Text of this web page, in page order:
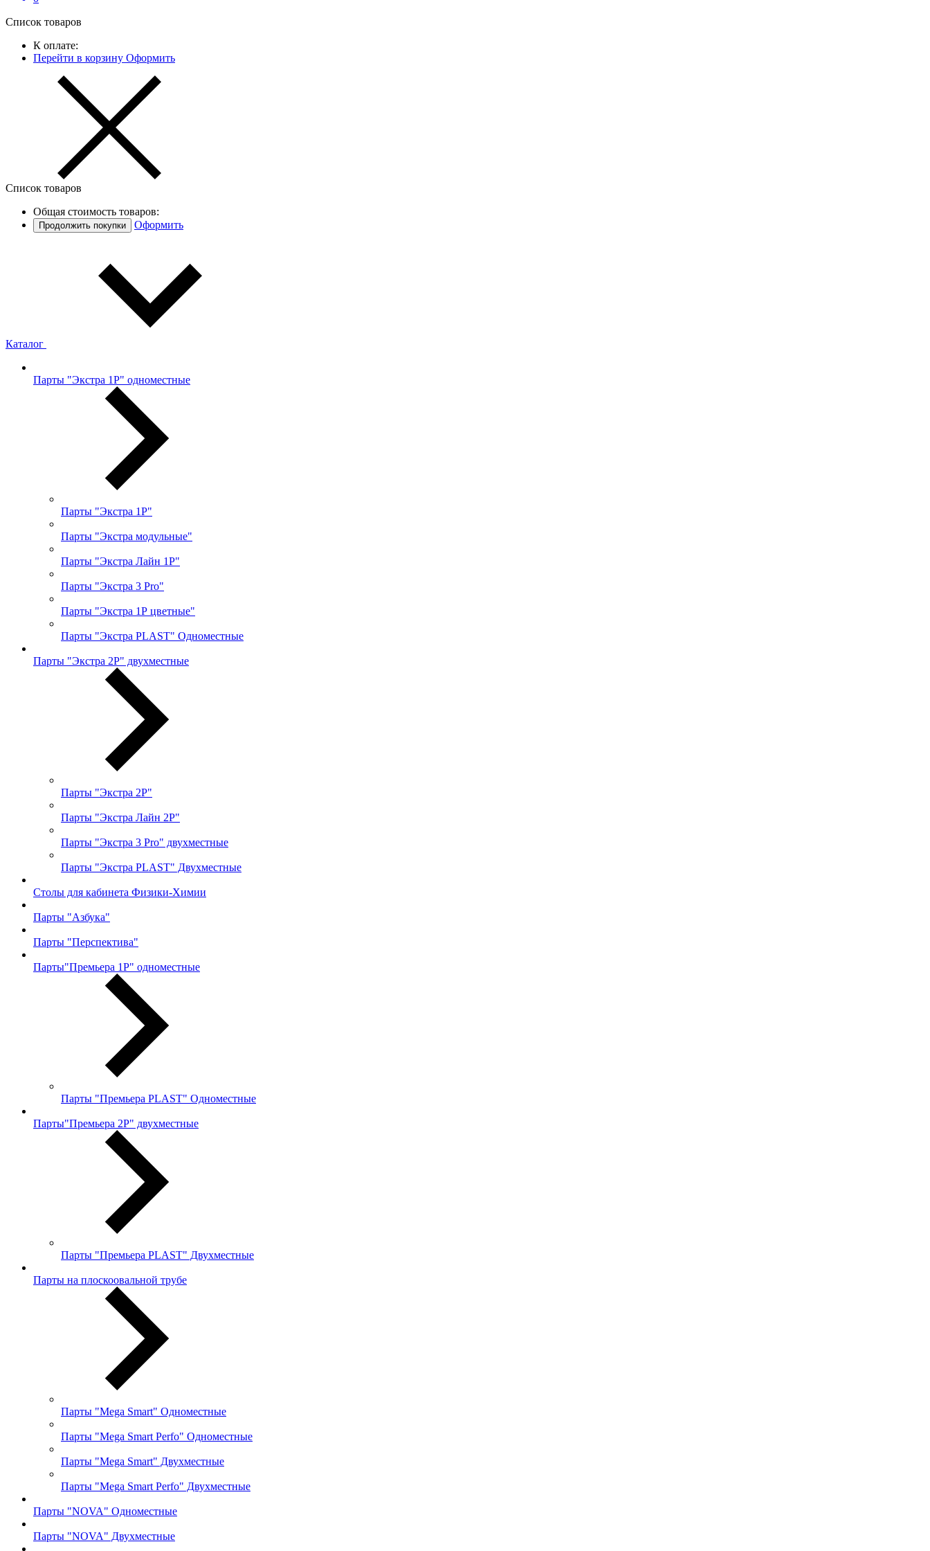
Список товаров
К оплате:
Перейти в корзину Оформить
Список товаров
Общая стоимость товаров:
Продолжить покупки Оформить
Каталог
Парты "Экстра 1Р" одноместные
Парты "Экстра 1Р"
Парты "Экстра модульные"
Парты "Экстра Лайн 1Р"
Парты "Экстра 3 Pro"
Парты "Экстра 1Р цветные"
Парты "Экстра PLAST" Одноместные
Парты "Экстра 2Р" двухместные
Парты "Экстра 2Р"
Парты "Экстра Лайн 2Р"
Парты "Экстра 3 Pro" двухместные
Парты "Экстра PLAST" Двухместные
Столы для кабинета Физики-Химии
Парты "Азбука"
Парты "Перспектива"
Парты"Премьера 1Р" одноместные
Парты "Премьера PLAST" Одноместные
Парты"Премьера 2Р" двухместные
Парты "Премьера PLAST" Двухместные
Парты на плоскоовальной трубе
Парты "Mega Smart" Одноместные
Парты "Mega Smart Perfo" Одноместные
Парты "Mega Smart" Двухместные
Парты "Mega Smart Perfo" Двухместные
Парты "NOVA" Одноместные
Парты "NOVA" Двухместные